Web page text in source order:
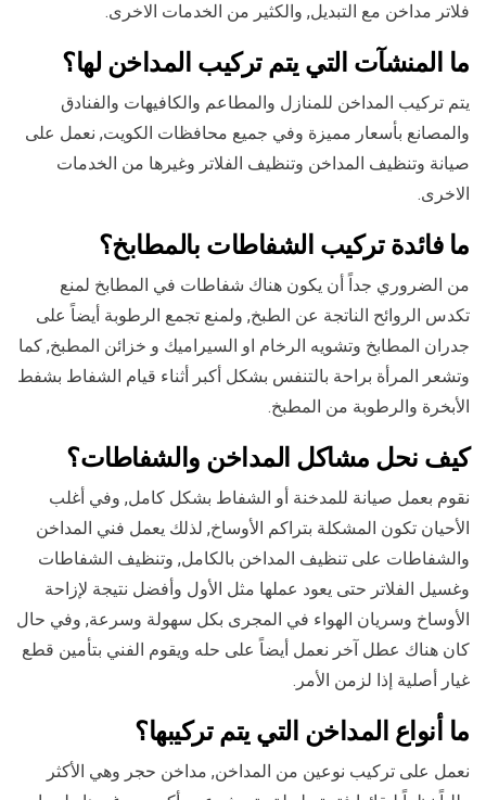
فلاتر مداخن مع التبديل, والكثير من الخدمات الاخرى.
ما المنشآت التي يتم تركيب المداخن لها؟
يتم تركيب المداخن للمنازل والمطاعم والكافيهات والفنادق
والمصانع بأسعار مميزة وفي جميع محافظات الكويت, نعمل على
صيانة وتنظيف المداخن وتنظيف الفلاتر وغيرها من الخدمات
الاخرى.
ما فائدة تركيب الشفاطات بالمطابخ؟
من الضروري جداً أن يكون هناك شفاطات في المطابخ لمنع
تكدس الروائح الناتجة عن الطبخ, ولمنع تجمع الرطوبة أيضاً على
جدران المطابخ وتشويه الرخام او السيراميك و خزائن المطبخ, كما
وتشعر المرأة براحة بالتنفس بشكل أكبر أثناء قيام الشفاط بشفط
الأبخرة والرطوبة من المطبخ.
كيف نحل مشاكل المداخن والشفاطات؟
نقوم بعمل صيانة للمدخنة أو الشفاط بشكل كامل, وفي أغلب
الأحيان تكون المشكلة بتراكم الأوساخ, لذلك يعمل فني المداخن
والشفاطات على تنظيف المداخن بالكامل, وتنظيف الشفاطات
وغسيل الفلاتر حتى يعود عملها مثل الأول وأفضل نتيجة لإزاحة
الأوساخ وسريان الهواء في المجرى بكل سهولة وسرعة, وفي حال
كان هناك عطل آخر نعمل أيضاً على حله ويقوم الفني بتأمين قطع
غيار أصلية إذا لزمن الأمر.
ما أنواع المداخن التي يتم تركيبها؟
نعمل على تركيب نوعين من المداخن, مداخن حجر وهي الأكثر